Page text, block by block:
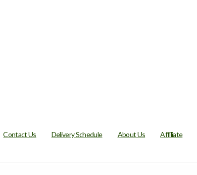
Contact Us Delivery Schedule About Us Affiliate